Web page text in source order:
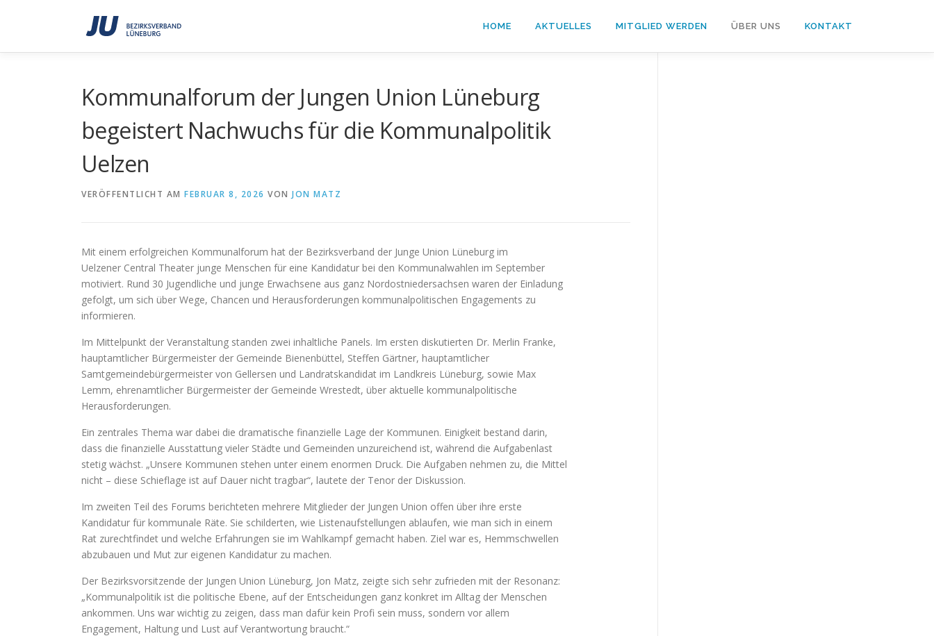
HOME AKTUELLES MITGLIED WERDEN ÜBER UNS KONTAKT
Kommunalforum der Jungen Union Lüneburg
begeistert Nachwuchs für die Kommunalpolitik
Uelzen
VERÖFFENTLICHT AM FEBRUAR 8, 2026 VON JON MATZ
Mit einem erfolgreichen Kommunalforum hat der Bezirksverband der Junge Union Lüneburg im
Uelzener Central Theater junge Menschen für eine Kandidatur bei den Kommunalwahlen im September
motiviert. Rund 30 Jugendliche und junge Erwachsene aus ganz Nordostniedersachsen waren der Einladung
gefolgt, um sich über Wege, Chancen und Herausforderungen kommunalpolitischen Engagements zu
informieren.
Im Mittelpunkt der Veranstaltung standen zwei inhaltliche Panels. Im ersten diskutierten Dr. Merlin Franke,
hauptamtlicher Bürgermeister der Gemeinde Bienenbüttel, Steffen Gärtner, hauptamtlicher
Samtgemeindebürgermeister von Gellersen und Landratskandidat im Landkreis Lüneburg, sowie Max
Lemm, ehrenamtlicher Bürgermeister der Gemeinde Wrestedt, über aktuelle kommunalpolitische
Herausforderungen.
Ein zentrales Thema war dabei die dramatische finanzielle Lage der Kommunen. Einigkeit bestand darin,
dass die finanzielle Ausstattung vieler Städte und Gemeinden unzureichend ist, während die Aufgabenlast
stetig wächst. „Unsere Kommunen stehen unter einem enormen Druck. Die Aufgaben nehmen zu, die Mittel
nicht – diese Schieflage ist auf Dauer nicht tragbar“, lautete der Tenor der Diskussion.
Im zweiten Teil des Forums berichteten mehrere Mitglieder der Jungen Union offen über ihre erste
Kandidatur für kommunale Räte. Sie schilderten, wie Listenaufstellungen ablaufen, wie man sich in einem
Rat zurechtfindet und welche Erfahrungen sie im Wahlkampf gemacht haben. Ziel war es, Hemmschwellen
abzubauen und Mut zur eigenen Kandidatur zu machen.
Der Bezirksvorsitzende der Jungen Union Lüneburg, Jon Matz, zeigte sich sehr zufrieden mit der Resonanz:
„Kommunalpolitik ist die politische Ebene, auf der Entscheidungen ganz konkret im Alltag der Menschen
ankommen. Uns war wichtig zu zeigen, dass man dafür kein Profi sein muss, sondern vor allem
Engagement, Haltung und Lust auf Verantwortung braucht.“